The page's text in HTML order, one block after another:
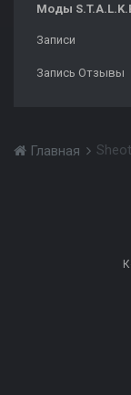
Моды
Записи
Запись Отзывы
Главная